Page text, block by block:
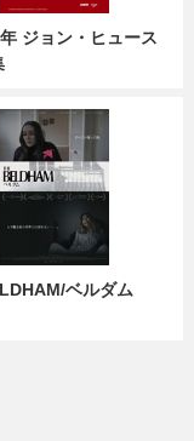
ジョン・ヒュース
ベルダム